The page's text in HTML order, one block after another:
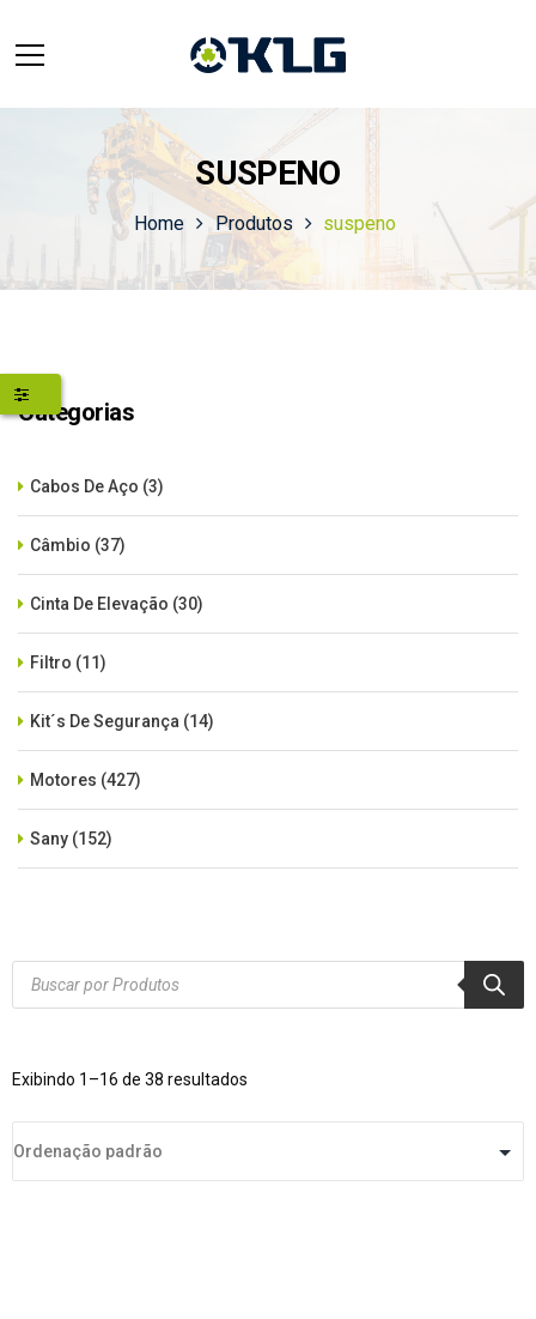
SUSPENO
Home Produtos suspeno
Categorias
Cabos De Aço (3)
Câmbio (37)
Cinta De Elevação (30)
Filtro (11)
Kit´s De Segurança (14)
Motores (427)
Sany (152)
Zoomlion(84)
Products
search
Exibindo 1–16 de 38 resultados